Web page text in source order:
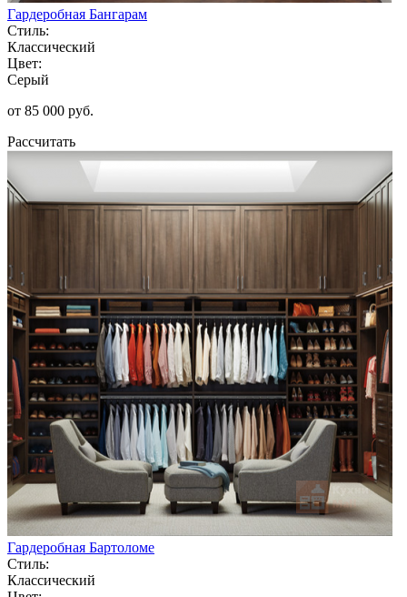
Гардеробная Бангарам
Стиль:
Классический
Цвет:
Серый
от 85 000 руб.
Рассчитать
Гардеробная Бартоломе
Стиль:
Классический